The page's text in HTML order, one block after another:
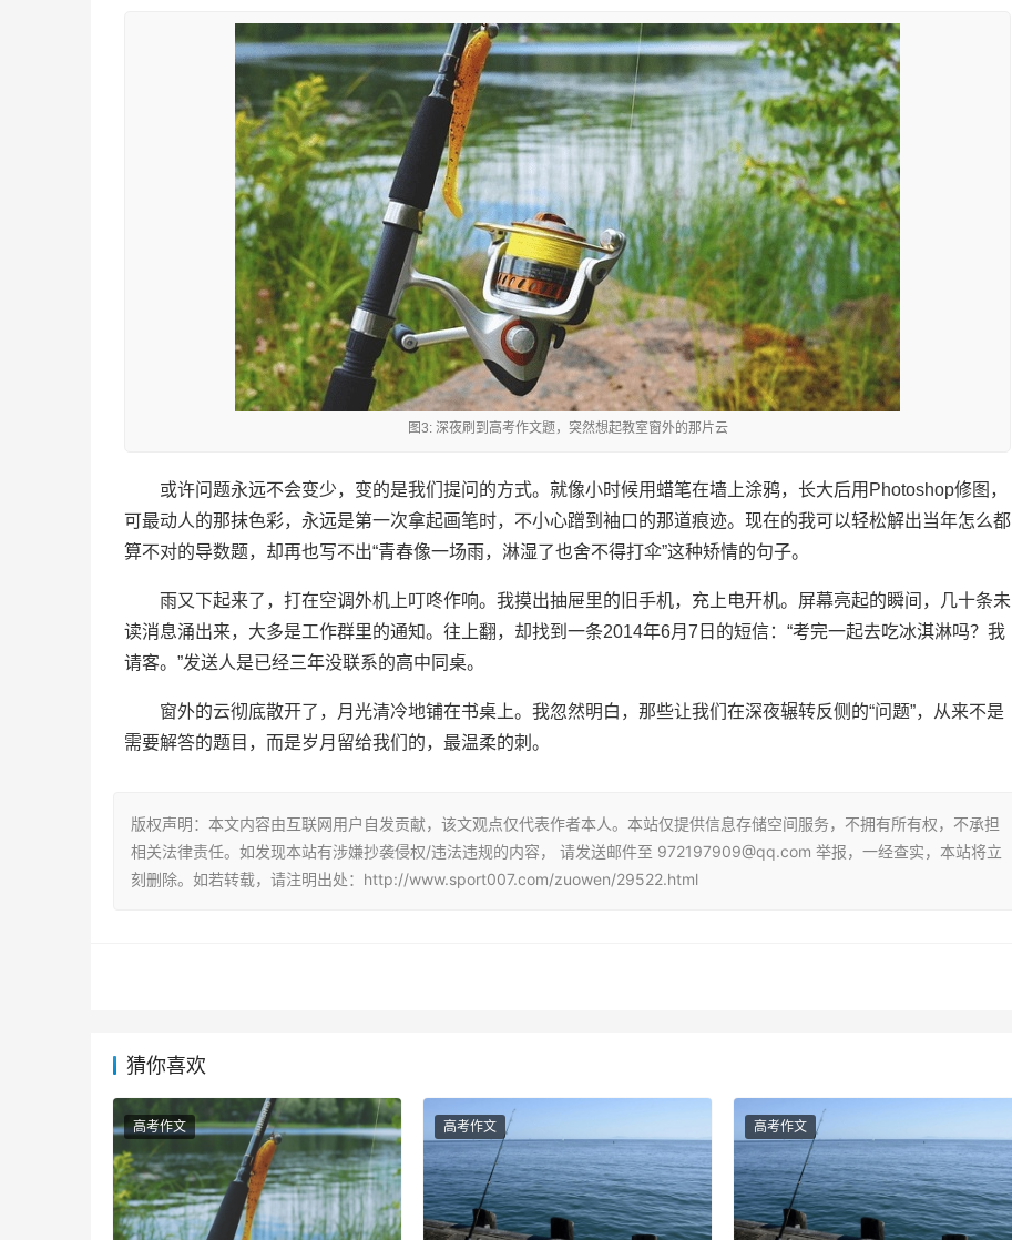
图3: 深夜刷到高考作文题，突然想起教室窗外的那片云
或许问题永远不会变少，变的是我们提问的方式。就像小时候用蜡笔在墙上涂鸦，长大后用Photoshop修图，
可最动人的那抹色彩，永远是第一次拿起画笔时，不小心蹭到袖口的那道痕迹。现在的我可以轻松解出当年怎么都
算不对的导数题，却再也写不出“青春像一场雨，淋湿了也舍不得打伞”这种矫情的句子。
雨又下起来了，打在空调外机上叮咚作响。我摸出抽屉里的旧手机，充上电开机。屏幕亮起的瞬间，几十条未
读消息涌出来，大多是工作群里的通知。往上翻，却找到一条2014年6月7日的短信：“考完一起去吃冰淇淋吗？我
请客。”发送人是已经三年没联系的高中同桌。
窗外的云彻底散开了，月光清冷地铺在书桌上。我忽然明白，那些让我们在深夜辗转反侧的“问题”，从来不是
需要解答的题目，而是岁月留给我们的，最温柔的刺。
版权声明：本文内容由互联网用户自发贡献，该文观点仅代表作者本人。本站仅提供信息存储空间服务，不拥有所有权，不承担
相关法律责任。如发现本站有涉嫌抄袭侵权/违法违规的内容， 请发送邮件至 972197909@qq.com 举报，一经查实，本站将立
刻删除。如若转载，请注明出处：http://www.sport007.com/zuowen/29522.html
猜你喜欢
高考作文 高考作文 高考作文